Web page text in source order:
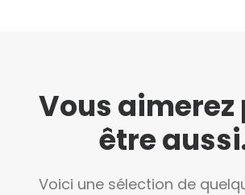
Vous
être
Voici une sélection de